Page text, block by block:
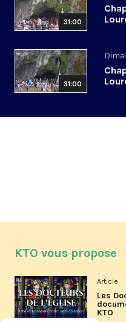
31:00
31:00
KTO vous propose
Article
Les
KTO